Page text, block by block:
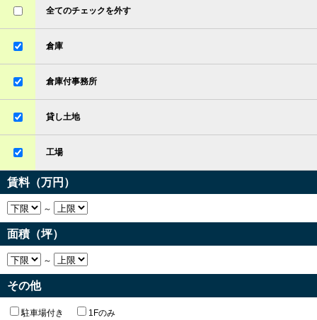
全てのチェックを外す
倉庫
倉庫付事務所
貸し土地
工場
賃料（万円）
～
面積（坪）
～
その他
駐車場付き 1Fのみ